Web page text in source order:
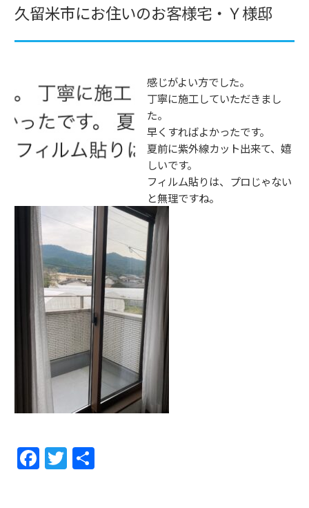
久留米市にお住いのお客様宅・Ｙ様邸
感じがよい方でした。
丁寧に施工していただきまし
た。
早くすればよかったです。
夏前に紫外線カット出来て、嬉
しいです。
フィルム貼りは、プロじゃない
と無理ですね。
F T